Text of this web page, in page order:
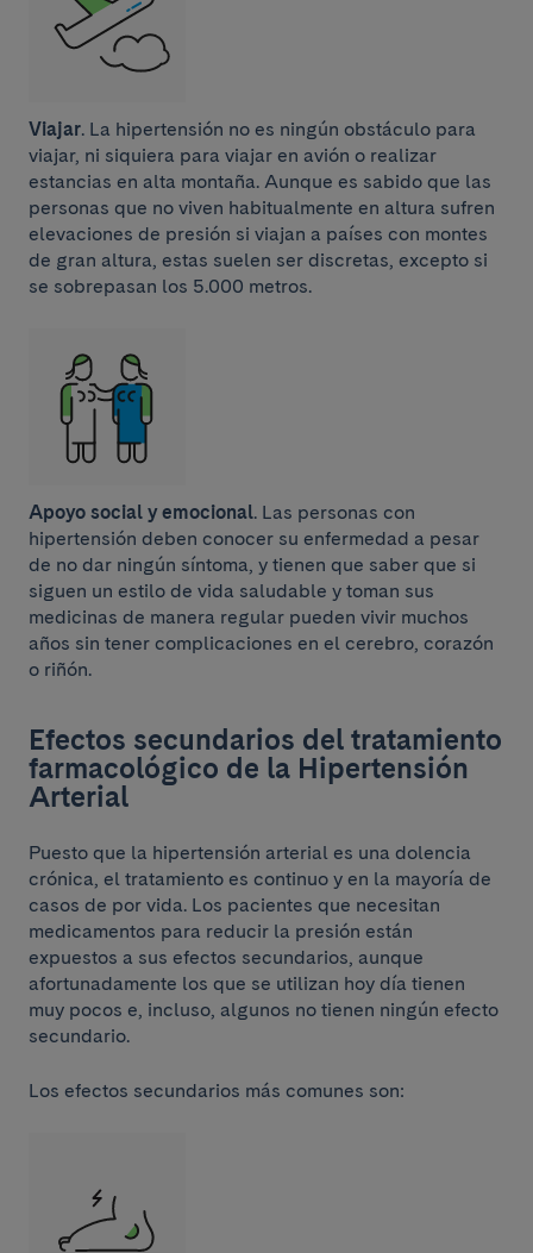
Viajar. La hipertensión no es ningún obstáculo para
viajar, ni siquiera para viajar en avión o realizar
estancias en alta montaña. Aunque es sabido que las
personas que no viven habitualmente en altura sufren
elevaciones de presión si viajan a países con montes
de gran altura, estas suelen ser discretas, excepto si
se sobrepasan los 5.000 metros.
Apoyo social y emocional. Las personas con
hipertensión deben conocer su enfermedad a pesar
de no dar ningún síntoma, y tienen que saber que si
siguen un estilo de vida saludable y toman sus
medicinas de manera regular pueden vivir muchos
años sin tener complicaciones en el cerebro, corazón
o riñón.
Efectos secundarios del tratamiento
farmacológico de la Hipertensión
Arterial
Puesto que la hipertensión arterial es una dolencia
crónica, el tratamiento es continuo y en la mayoría de
casos de por vida. Los pacientes que necesitan
medicamentos para reducir la presión están
expuestos a sus efectos secundarios, aunque
afortunadamente los que se utilizan hoy día tienen
muy pocos e, incluso, algunos no tienen ningún efecto
secundario.
Los efectos secundarios más comunes son: